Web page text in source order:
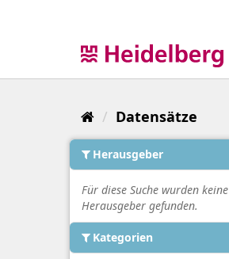
Datensätze
Herausgeber
Für diese Suche wurden keine
Herausgeber gefunden.
Kategorien